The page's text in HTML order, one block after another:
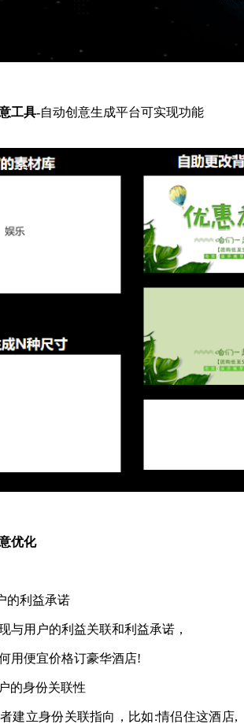
工具-自动创意生成平台可实现功能
优化
的利益承诺
与用户的利益关联和利益承诺，
用便宜价格订豪华酒店!
的身份关联性
建立身份关联指向，比如:情侣住这酒店,